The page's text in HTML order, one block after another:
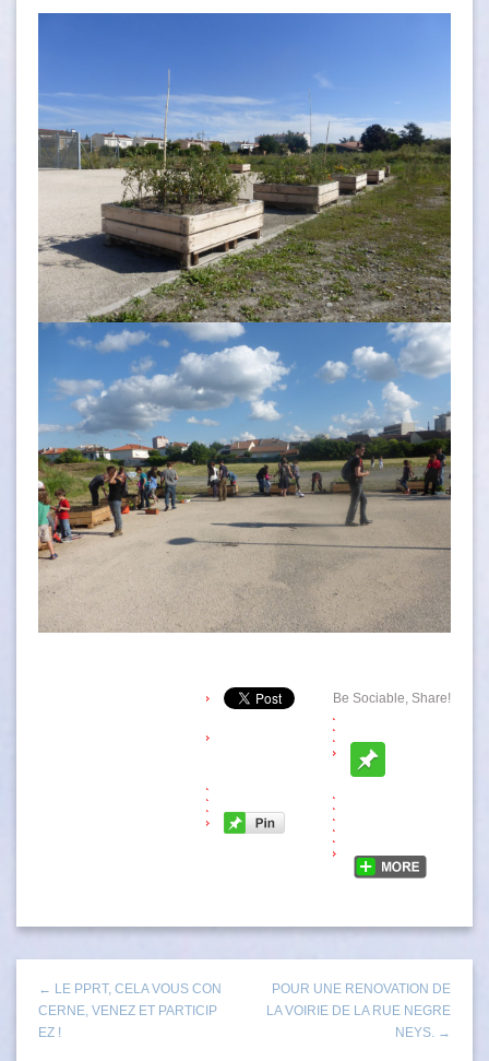
Be Sociable, Share!
← LE PPRT, CELA VOUS CON
CERNE, VENEZ ET PARTICIP
EZ !
POUR UNE RENOVATION DE
LA VOIRIE DE LA RUE NEGRE
NEYS. →